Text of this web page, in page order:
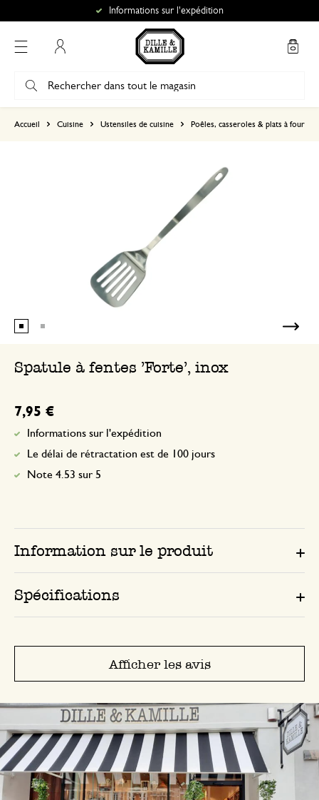
Informations sur l'expédition
Accueil Cuisine Ustensiles de cuisine Poêles, casseroles & plats à four
Spatule à fentes 'Forte', inox
7,95 €
Informations sur l'expédition
Le délai de rétractation est de 100 jours
Note 4.53 sur 5
Information sur le produit
Spécifications
Afficher les avis